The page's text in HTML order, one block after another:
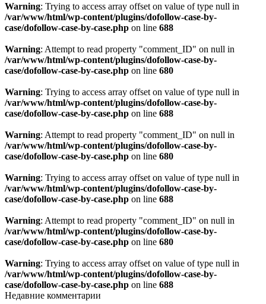
Warning: Trying to access array offset on value of type null in
/var/www/html/wp-content/plugins/dofollow-case-by-
case/dofollow-case-by-case.php on line 688
Warning: Attempt to read property "comment_ID" on null in
/var/www/html/wp-content/plugins/dofollow-case-by-
case/dofollow-case-by-case.php on line 680
Warning: Trying to access array offset on value of type null in
/var/www/html/wp-content/plugins/dofollow-case-by-
case/dofollow-case-by-case.php on line 688
Warning: Attempt to read property "comment_ID" on null in
/var/www/html/wp-content/plugins/dofollow-case-by-
case/dofollow-case-by-case.php on line 680
Warning: Trying to access array offset on value of type null in
/var/www/html/wp-content/plugins/dofollow-case-by-
case/dofollow-case-by-case.php on line 688
Warning: Attempt to read property "comment_ID" on null in
/var/www/html/wp-content/plugins/dofollow-case-by-
case/dofollow-case-by-case.php on line 680
Warning: Trying to access array offset on value of type null in
/var/www/html/wp-content/plugins/dofollow-case-by-
case/dofollow-case-by-case.php on line 688
Недавние комментарии